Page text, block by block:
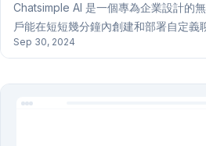
Chatsimple AI 是一個專為企業設計的
戶能在短短幾分鐘內創建和部署自定義
碼技能。其核心功能包括24/7客戶支持
度，通過與每位訪客進行個性化對話來
戶詢問，提高響應效率。無論是在網
Sep 30, 2024